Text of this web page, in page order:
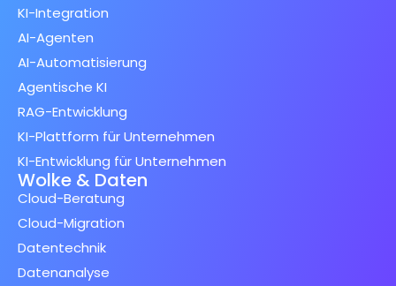
KI-Integration
AI-Agenten
AI-Automatisierung
Agentische KI
RAG-Entwicklung
KI-Plattform für Unternehmen
KI-Entwicklung für Unternehmen
Wolke & Daten
Cloud-Beratung
Cloud-Migration
Datentechnik
Datenanalyse